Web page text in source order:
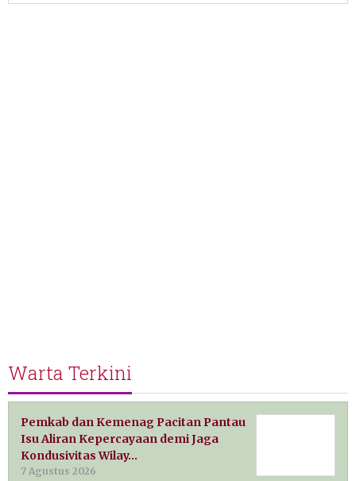
Warta Terkini
Pemkab dan Kemenag Pacitan Pantau
Isu Aliran Kepercayaan demi Jaga
Kondusivitas Wilay…
7 Agustus 2026